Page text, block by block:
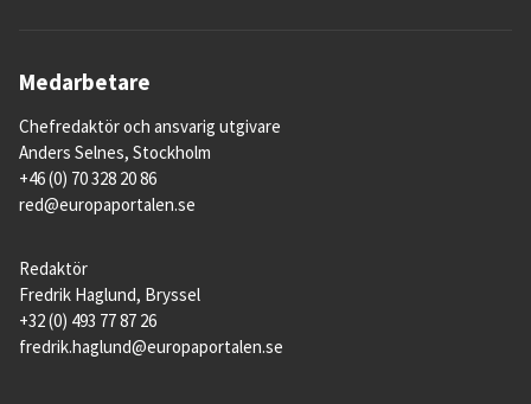
Medarbetare
Chefredaktör och ansvarig utgivare
Anders Selnes, Stockholm
+46 (0) 70 328 20 86
red@europaportalen.se
Redaktör
Fredrik Haglund, Bryssel
+32 (0) 493 77 87 26
fredrik.haglund@europaportalen.se